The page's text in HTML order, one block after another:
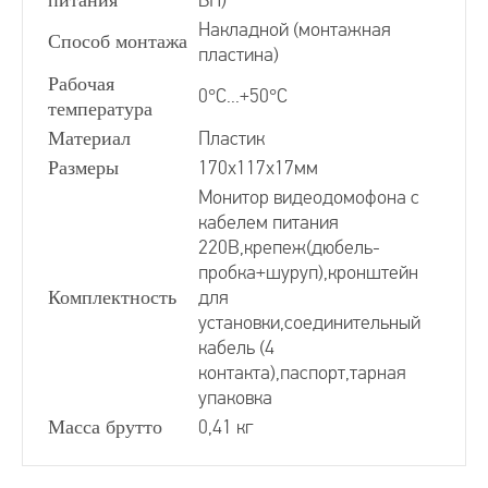
Способ монтажа
Накладной (монтажная
пластина)
Рабочая
температура
0°С...+50°С
Материал Пластик
Размеры 170х117х17мм
Комплектность
Монитор видеодомофона с
кабелем питания
220В,крепеж(дюбель-
пробка+шуруп),кронштейн
для
установки,соединительный
кабель (4
контакта),паспорт,тарная
упаковка
Масса брутто 0,41 кг